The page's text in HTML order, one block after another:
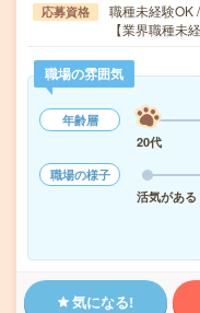
応募資格
職種未経験OK
【業界職種未
職場の雰囲気
年齢層
20代
職場の様子
活気がある
気になる!